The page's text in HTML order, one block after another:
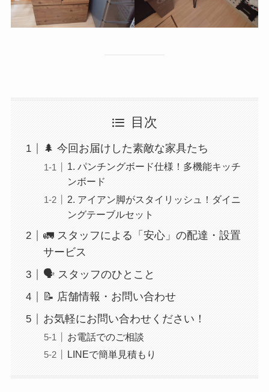
目次
🌲 今回お届けした素敵な家具たち
1. パンチングボード仕様！多機能キッチ
ンボード
2. アイアン脚がスタイリッシュ！ダイニ
ングテーブルセット
🚛 スタッフによる「安心」の配達・設置
サービス
🗣️ スタッフのひとこと
📝 店舗情報・お問い合わせ
お気軽にお問い合わせください！
お電話でのご相談
LINEで簡単見積もり